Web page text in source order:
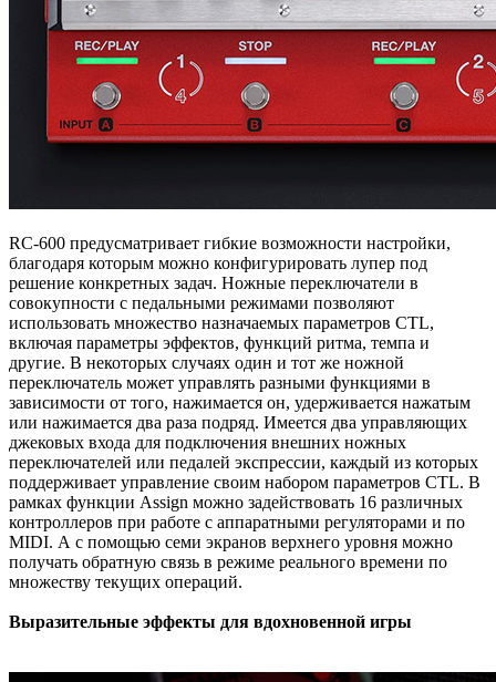
RC-600 предусматривает гибкие возможности настройки,
благодаря которым можно конфигурировать лупер под
решение конкретных задач. Ножные переключатели в
совокупности с педальными режимами позволяют
использовать множество назначаемых параметров CTL,
включая параметры эффектов, функций ритма, темпа и
другие. В некоторых случаях один и тот же ножной
переключатель может управлять разными функциями в
зависимости от того, нажимается он, удерживается нажатым
или нажимается два раза подряд. Имеется два управляющих
джековых входа для подключения внешних ножных
переключателей или педалей экспрессии, каждый из которых
поддерживает управление своим набором параметров CTL. В
рамках функции Assign можно задействовать 16 различных
контроллеров при работе с аппаратными регуляторами и по
MIDI. А с помощью семи экранов верхнего уровня можно
получать обратную связь в режиме реального времени по
множеству текущих операций.
Выразительные эффекты для вдохновенной игры